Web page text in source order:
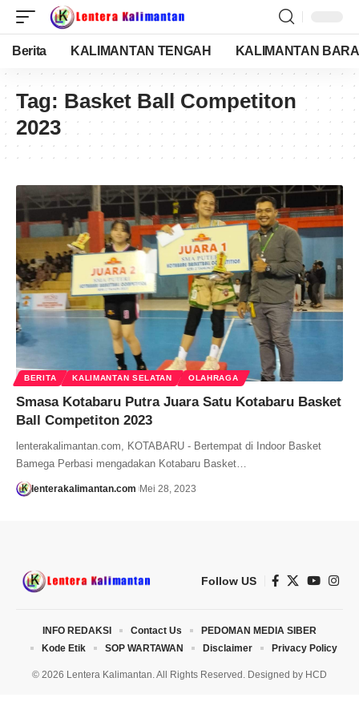
Berita KALIMANTAN TENGAH KALIMANTAN
Tag: Basket Ball Competiton
2023
BERITA KALIMANTAN SELATAN OLAHRAGA
Smasa Kotabaru Putra Juara Satu Kotabaru Basket
Ball Competiton 2023
lenterakalimantan.com, KOTABARU - Bertempat di Indoor Basket
Bamega Perbasi mengadakan Kotabaru Basket…
lenterakalimantan.com Mei 28, 2023
Follow US
© 2026 Lentera Kalimantan. All Rights Reserved. Designed by HCD
INFO REDAKSI Contact Us
PEDOMAN MEDIA SIBER
Kode Etik
SOP WARTAWAN Disclaimer Privacy Policy